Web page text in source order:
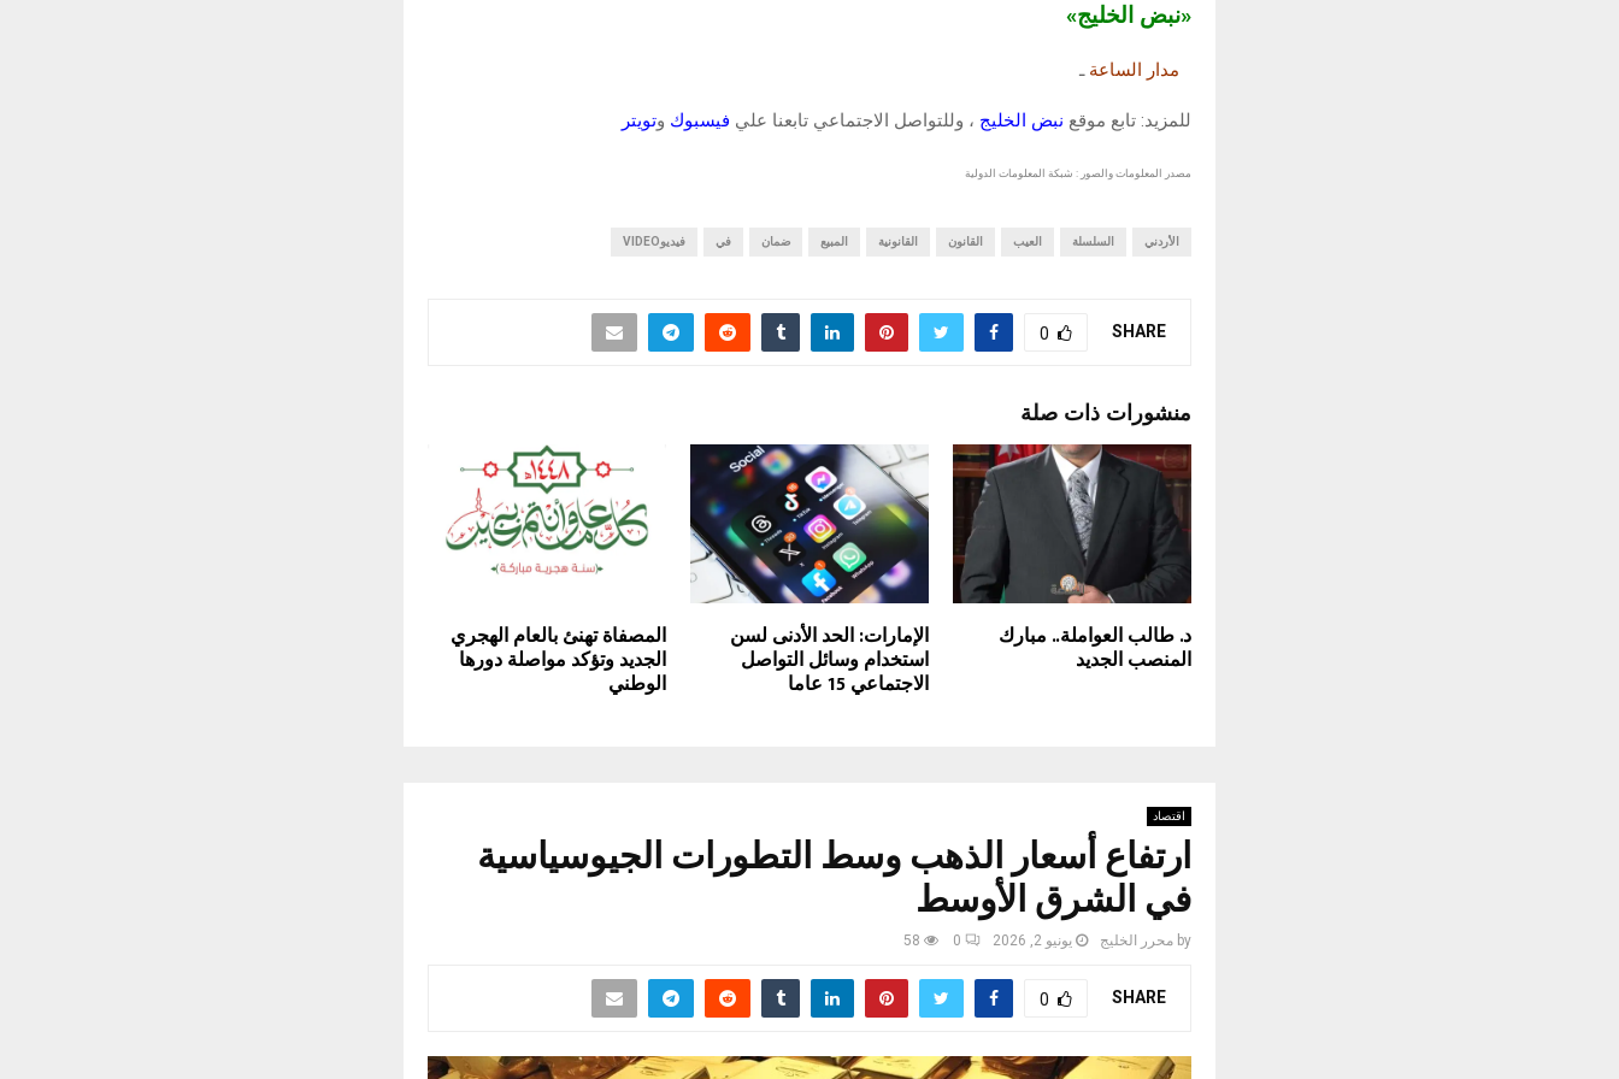
«نبض الخليج»
مدار الساعةـ
للمزيد: تابع موقع نبض الخليج ، وللتواصل الاجتماعي تابعنا علي فيسبوك وتويتر
مصدر المعلومات والصور : شبكة المعلومات الدولية
الأردني السلسلة العيب القانون القانونية المبيع ضمان في فيديوVIDEO
SHARE
0
منشورات ذات صلة
د. طالب العواملة.. مبارك
المنصب الجديد
الإمارات: الحد الأدنى لسن
استخدام وسائل التواصل
الاجتماعي 15 عاما
المصفاة تهنئ بالعام الهجري
الجديد وتؤكد مواصلة دورها
الوطني
اقتصاد
ارتفاع أسعار الذهب وسط التطورات الجيوسياسية
في الشرق الأوسط
by محرر الخليج يونيو 2, 2026 0
58
SHARE
0